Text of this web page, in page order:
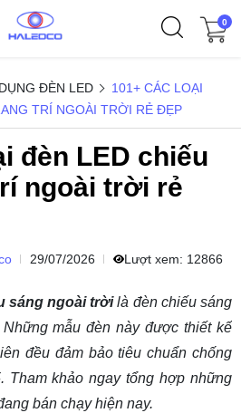
0
ĐÈN LED
101+ CÁC LOẠI
TRÍ NGOÀI TRỜI RẺ ĐẸP
đèn LED chiếu
ngoài trời rẻ
29/07/2026 Lượt xem: 12866
sáng ngoài trờilà đèn chiếu sáng
mẫu đèn này được thiết kế
đều đảm bảo tiêu chuẩn chống
Tham khảo ngay tổng hợp những
bán chạy hiện nay.